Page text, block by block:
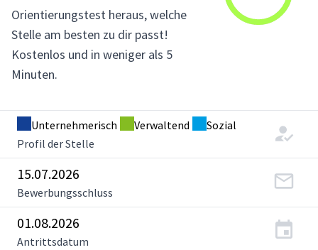
Orientierungstest heraus, welche
Stelle am besten zu dir passt!
Kostenlos und in weniger als 5
Minuten.
Unternehmerisch Verwaltend
Sozial
Profil der Stelle
15.07.2026
Bewerbungsschluss
01.08.2026
Antrittsdatum